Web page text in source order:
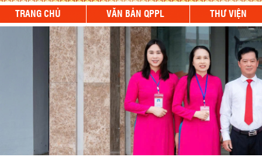
TRANG CHỦ VĂN BẢN QPPL THƯ VIỆN